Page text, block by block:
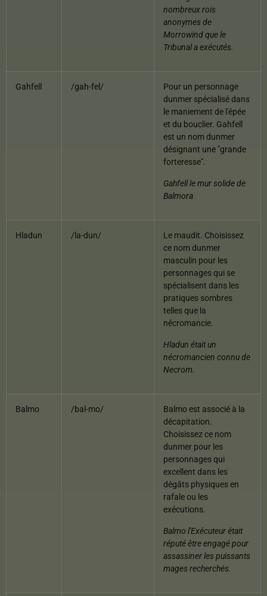
nombreux rois
anonymes de
Morrowind que le
Tribunal a exécutés.
Gahfell /gah-fel/
Pour un personnage
dunmer spécialisé dans
le maniement de l'épée
et du bouclier. Gahfell
est un nom dunmer
désignant une "grande
forteresse".
Gahfell le mur solide de
Balmora
Hladun /la-dun/
Le maudit. Choisissez
ce nom dunmer
masculin pour les
personnages qui se
spécialisent dans les
pratiques sombres
telles que la
nécromancie.
Hladun était un
nécromancien connu de
Necrom.
Balmo /bal-mo/
Balmo est associé à la
décapitation.
Choisissez ce nom
dunmer pour les
personnages qui
excellent dans les
dégâts physiques en
rafale ou les
exécutions.
Balmo l'Exécuteur était
réputé être engagé pour
assassiner les puissants
mages recherchés.